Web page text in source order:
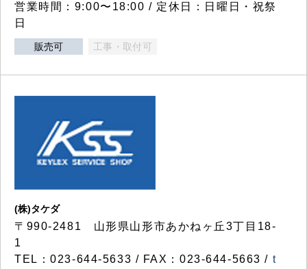
営業時間：9:00〜18:00 / 定休日：日曜日・祝祭
日
販売可 工事・取付可
(株)タケダ
〒990-2481 山形県山形市あかねヶ丘3丁目18-
1
TEL：023-644-5633 / FAX：023-644-5663 / t